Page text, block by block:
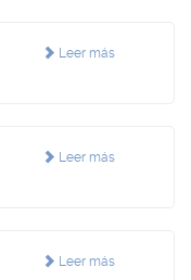
Leer más
Leer más
Leer más